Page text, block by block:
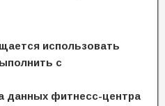
использовать
с
данных фитнесс-центра